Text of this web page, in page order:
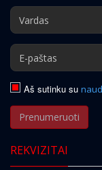
Aš sutinku su
Prenumeruoti
REKVIZITAI